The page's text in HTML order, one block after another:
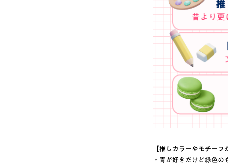
【推しカラーやモチーフ
・青が好きだけど緑色の